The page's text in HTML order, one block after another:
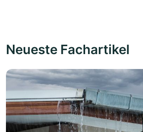
Neueste Fachartikel